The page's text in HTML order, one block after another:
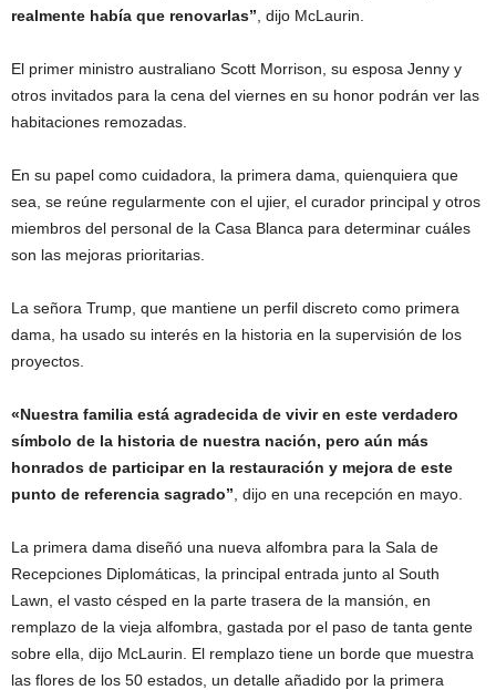
realmente había que renovarlas” , dijo McLaurin.
El primer ministro australiano Scott Morrison, su esposa Jenny y
otros invitados para la cena del viernes en su honor podrán ver las
habitaciones remozadas.
En su papel como cuidadora, la primera dama, quienquiera que
sea, se reúne regularmente con el ujier, el curador principal y otros
miembros del personal de la Casa Blanca para determinar cuáles
son las mejoras prioritarias.
La señora Trump, que mantiene un perfil discreto como primera
dama, ha usado su interés en la historia en la supervisión de los
proyectos.
«Nuestra familia está agradecida de vivir en este verdadero
símbolo de la historia de nuestra nación, pero aún más
honrados de participar en la restauración y mejora de este
punto de referencia sagrado” , dijo en una recepción en mayo.
La primera dama diseñó una nueva alfombra para la Sala de
Recepciones Diplomáticas, la principal entrada junto al South
Lawn, el vasto césped en la parte trasera de la mansión, en
remplazo de la vieja alfombra, gastada por el paso de tanta gente
sobre ella, dijo McLaurin. El remplazo tiene un borde que muestra
las flores de los 50 estados, un detalle añadido por la primera